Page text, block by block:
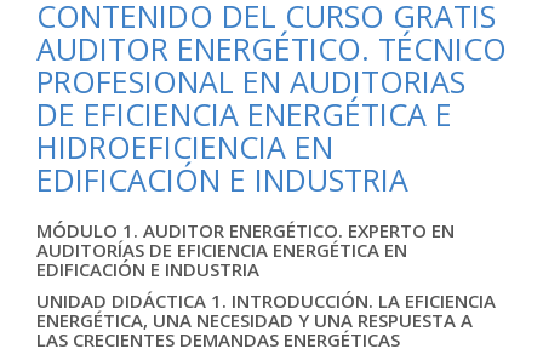
CONTENIDO DEL CURSO GRATIS
AUDITOR ENERGÉTICO. TÉCNICO
PROFESIONAL EN AUDITORIAS
DE EFICIENCIA ENERGÉTICA E
HIDROEFICIENCIA EN
EDIFICACIÓN E INDUSTRIA
MÓDULO 1. AUDITOR ENERGÉTICO. EXPERTO EN
AUDITORÍAS DE EFICIENCIA ENERGÉTICA EN
EDIFICACIÓN E INDUSTRIA
UNIDAD DIDÁCTICA 1. INTRODUCCIÓN. LA EFICIENCIA
ENERGÉTICA, UNA NECESIDAD Y UNA RESPUESTA A
LAS CRECIENTES DEMANDAS ENERGÉTICAS